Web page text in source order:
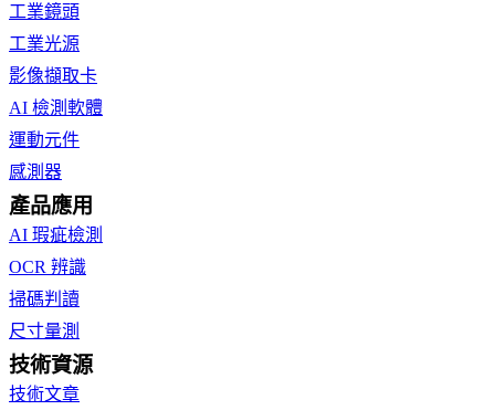
工業鏡頭
工業光源
影像擷取卡
AI 檢測軟體
運動元件
感測器
產品應用
AI 瑕疵檢測
OCR 辨識
掃碼判讀
尺寸量測
技術資源
技術文章